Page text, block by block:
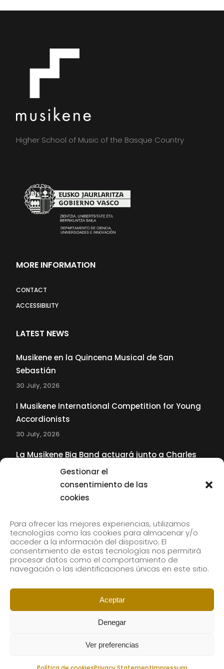
Gestionar el
consentimiento de las
cookies
Para ofrecer las mejores experiencias, utilizamos
tecnologías como las cookies para almacenar y/o
acceder a la información del dispositivo. El
consentimiento de estas tecnologías nos permitirá
procesar datos como el comportamiento de
navegación o las identificaciones únicas en este sitio.
Aceptar
Denegar
Ver preferencias
Higher School of Music of the Basque Country
MORE INFORMATION
CONTACT
ACCESSIBILITY
LATEST NEWS
Musikene en la Quincena Musical de San
Sebastián
30 July, 2026
I Musikene International Competition for Young
Accordionists
30 July, 2026
La Musikene Big Band actuará junto a Charles
Tolliver en el 61 Jazzaldia
Subscribe to our newsletter to receive our news by
email.